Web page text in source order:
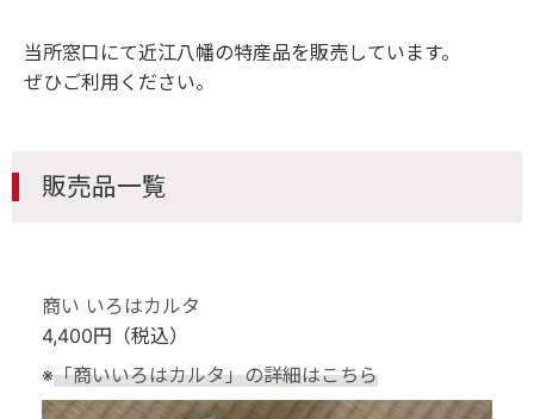
当所窓口にて近江八幡の特産品を販売しています。
ぜひご利用ください。
販売品一覧
商い いろはカルタ
4,400円（税込）
※「商いいろはカルタ」の詳細はこちら